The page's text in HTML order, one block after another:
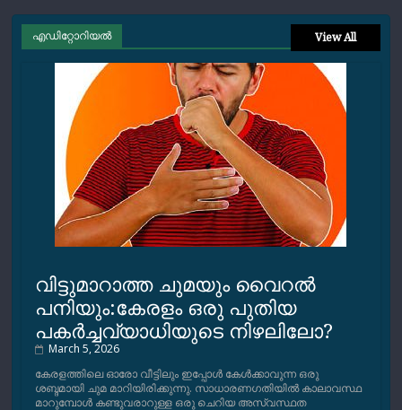
എഡിറ്റോറിയല്‍ View All
വിട്ടുമാറാത്ത ചുമയും വൈറല്‍
പനിയും:കേരളം ഒരു പുതിയ
പകര്‍ച്ചവ്യാധിയുടെ നിഴലിലോ?
March 5, 2026
കേരളത്തിലെ ഓരോ വീട്ടിലും ഇപ്പോള്‍ കേള്‍ക്കാവുന്ന ഒരു
ശബ്ദമായി ചുമ മാറിയിരിക്കുന്നു. സാധാരണഗതിയില്‍ കാലാവസ്ഥ
മാറുമ്പോള്‍ കണ്ടുവരാറുള്ള ഒരു ചെറിയ അസ്വസ്ഥത